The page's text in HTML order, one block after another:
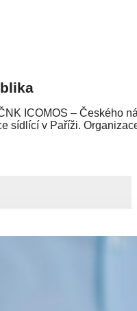
ICOMOS – Českého
sídlící v Paříži.